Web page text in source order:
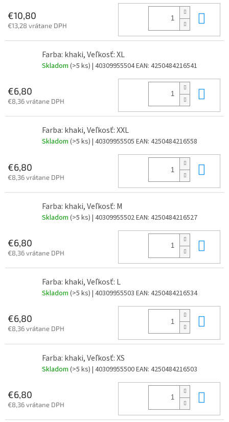
€10,80
€13,28 vrátane DPH
Farba: khaki, Veľkosť: XL
Skladom (>5 ks) | 40309955504EAN: 4250484216541
€6,80
€8,36 vrátane DPH
Farba: khaki, Veľkosť: XXL
Skladom (>5 ks) | 40309955505 EAN: 4250484216558
€6,80
€8,36 vrátane DPH
Farba: khaki, Veľkosť: M
Skladom (>5 ks) | 40309955502EAN: 4250484216527
€6,80
€8,36 vrátane DPH
Farba: khaki, Veľkosť: L
Skladom (>5 ks) | 40309955503 EAN: 4250484216534
€6,80
€8,36 vrátane DPH
Farba: khaki, Veľkosť: XS
Skladom (>5 ks) | 40309955500EAN: 4250484216503
€6,80
€8,36 vrátane DPH